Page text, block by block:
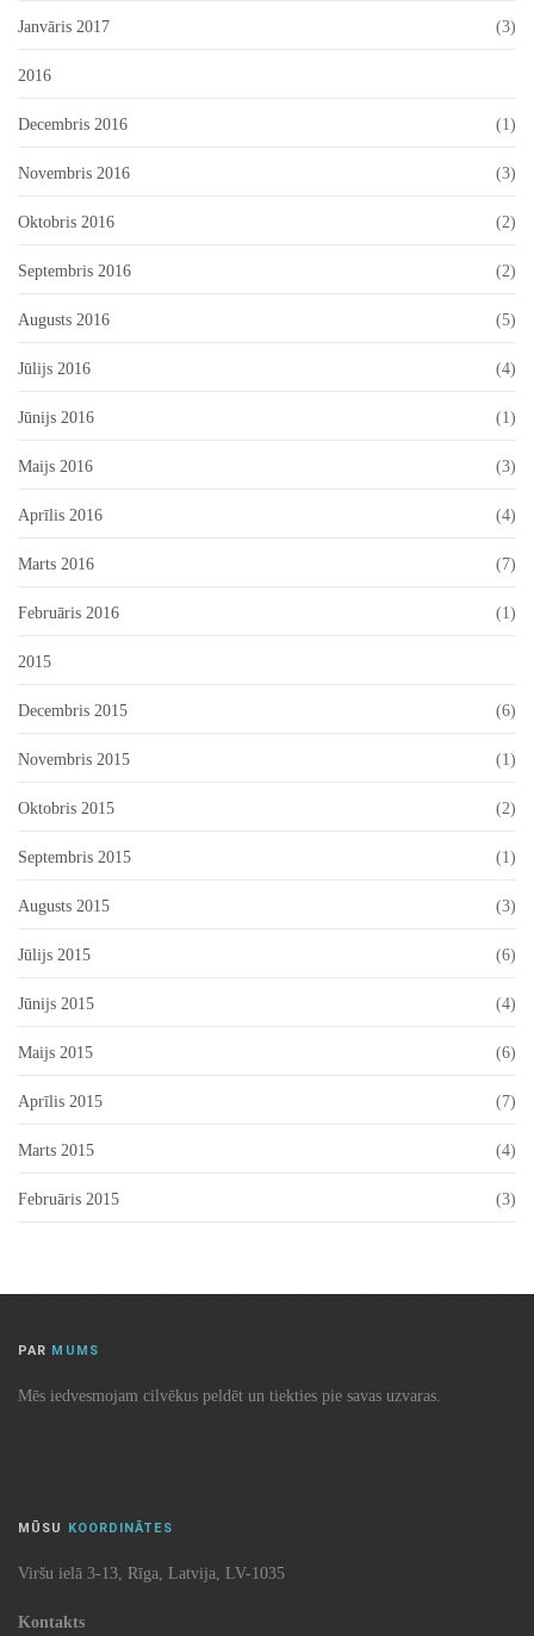
Janvāris 2017 (3)
2016
Decembris 2016 (1)
Novembris 2016 (3)
Oktobris 2016 (2)
Septembris 2016 (2)
Augusts 2016 (5)
Jūlijs 2016 (4)
Jūnijs 2016 (1)
Maijs 2016 (3)
Aprīlis 2016 (4)
Marts 2016 (7)
Februāris 2016 (1)
2015
Decembris 2015 (6)
Novembris 2015 (1)
Oktobris 2015 (2)
Septembris 2015 (1)
Augusts 2015 (3)
Jūlijs 2015 (6)
Jūnijs 2015 (4)
Maijs 2015 (6)
Aprīlis 2015 (7)
Marts 2015 (4)
Februāris 2015 (3)
PAR MUMS
Mēs iedvesmojam cilvēkus peldēt un tiekties pie savas uzvaras.
MŪSU KOORDINĀTES
Viršu ielā 3-13, Rīga, Latvija, LV-1035
Kontakts